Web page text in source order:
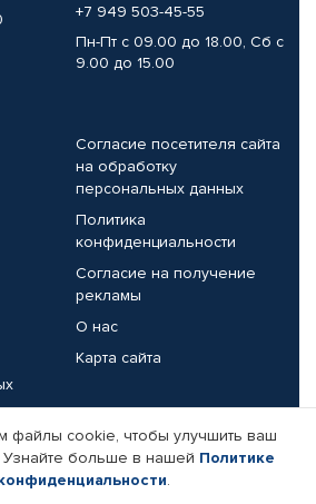
+7 949 503-45-55
Пн-Пт с 09.00 до 18.00, Сб с
9.00 до 15.00
Согласие посетителя сайта
на обработку
персональных данных
Политика
конфиденциальности
Согласие на получение
рекламы
О нас
Карта сайта
Реквизиты компании
файлы cookie, чтобы улучшить ваш
Узнайте больше в нашей Политике
.